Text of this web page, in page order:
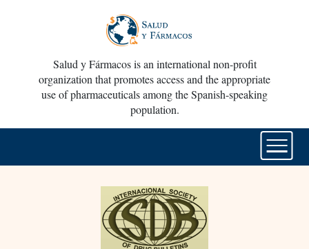
Salud y Fármacos is an international non-profit
organization that promotes access and the appropriate
use of pharmaceuticals among the Spanish-speaking
population.